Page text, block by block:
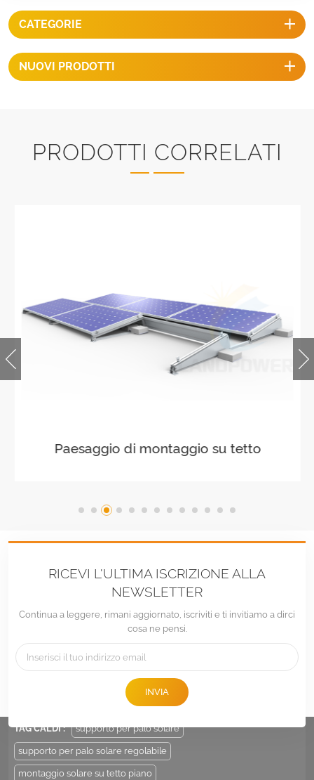
CATEGORIE
NUOVI PRODOTTI
PRODOTTI CORRELATI
Paesaggio di montaggio su tetto
RICEVI L'ULTIMA ISCRIZIONE ALLA
NEWSLETTER
Continua a leggere, rimani aggiornato, iscriviti e ti invitiamo a dirci
cosa ne pensi.
INVIA
tel :
+86 -592-6212776
Sales@LandpowerSolar.com
Add : Unit 206-9, No 15, Duiying Road, Jimei District, Xiamen, China
TAG CALDI : supporto per palo solare
supporto per palo solare regolabile
montaggio solare su tetto piano